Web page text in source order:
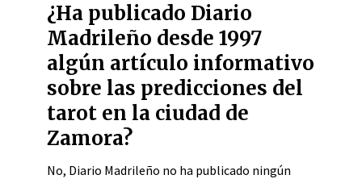
¿Ha publicado Diario
Madrileño desde 1997
algún artículo informativo
sobre las predicciones del
tarot en la ciudad de
Zamora?
No, Diario Madrileño no ha publicado ningún